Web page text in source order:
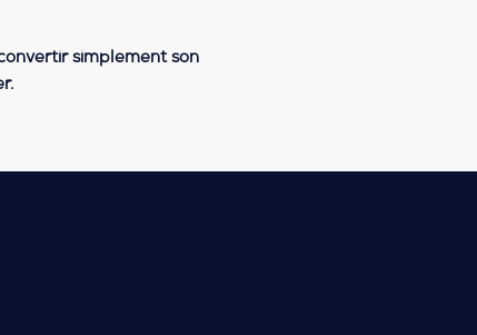
simplement son